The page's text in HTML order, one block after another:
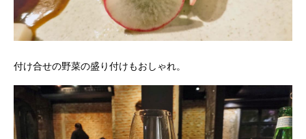
付け合せの野菜の盛り付けもおしゃれ。